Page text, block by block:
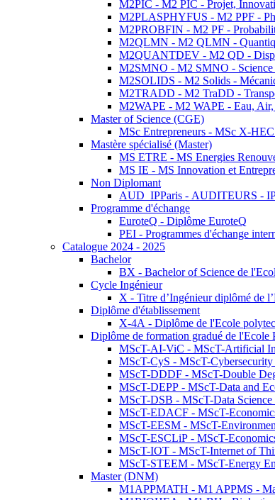
M2PIC - M2 PIC - Projet,
M2PLASPHYFUS - M2 PPF -
M2PROBFIN - M2 PF -
M2QLMN - M2 QLMN -
M2QUANTDEV - M2 QD -
M2SMNO - M2 SMNO - Science
M2SOLIDS - M2 Solids -
M2TRADD - M2 TraDD -
M2WAPE - M2 WAPE - Eau, Air,
Master of Science (CGE)
MSc Entrepreneurs - MSc X-
Mastère spécialisé (Master)
MS ETRE - MS Energies
MS IE - MS Innovation et
Non Diplomant
AUD_IPParis - AUDITEURS -
Programme d'échange
EuroteQ - Diplôme EuroteQ
PEI - Programmes d'échange
Catalogue 2024 - 2025
Bachelor
BX - Bachelor of Science de
Cycle Ingénieur
X - Titre d’Ingénieur diplômé de
Diplôme d'établissement
X-4A - Diplôme de l'Ecole
Diplôme de formation gradué de
MScT-AI-ViC - MScT-Artificial
MScT-CyS - MScT-
MScT-DDDF - MScT-Double
MScT-DEPP - MScT-Data and
MScT-DSB - MScT-Data Science
MScT-EDACF - MScT-
MScT-EESM - MScT-
MScT-ESCLiP - MScT-
MScT-IOT - MScT-Internet of
MScT-STEEM - MScT-Energy
Master (DNM)
M1APPMATH - M1 APPMS -